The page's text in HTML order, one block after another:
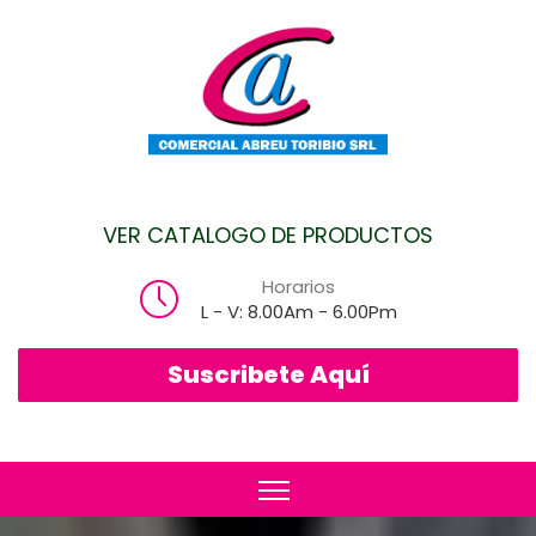
VER CATALOGO DE PRODUCTOS
Horarios
L - V: 8.00Am - 6.00Pm
Suscribete Aquí